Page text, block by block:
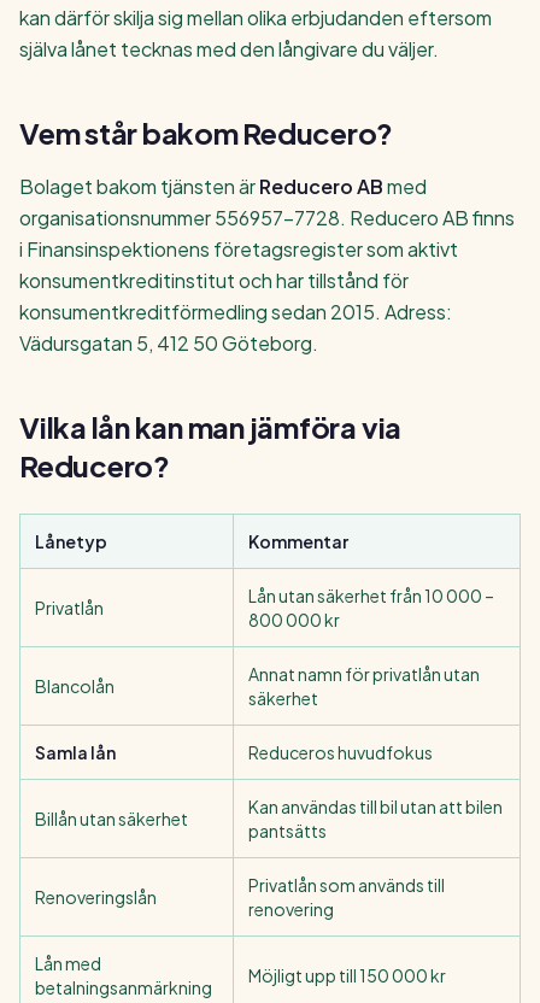
kan därför skilja sig mellan olika erbjudanden eftersom
själva lånet tecknas med den långivare du väljer.
Vem står bakom Reducero?
Bolaget bakom tjänsten ärReducero ABmed
organisationsnummer 556957-7728. Reducero AB finns
i Finansinspektionens företagsregister som aktivt
konsumentkreditinstitut och har tillstånd för
konsumentkreditförmedling sedan 2015. Adress:
Vädursgatan 5, 412 50 Göteborg.
Vilka lån kan man jämföra via
Reducero?
Lånetyp Kommentar
Privatlån
Lån utan säkerhet från 10 000 –
800 000 kr
Blancolån
Annat namn för privatlån utan
säkerhet
Samla lån Reduceros huvudfokus
Billån utan säkerhet
Kan användas till bil utan att bilen
pantsätts
Renoveringslån
Privatlån som används till
renovering
Lån med
betalningsanmärkning
Möjligt upp till 150 000 kr